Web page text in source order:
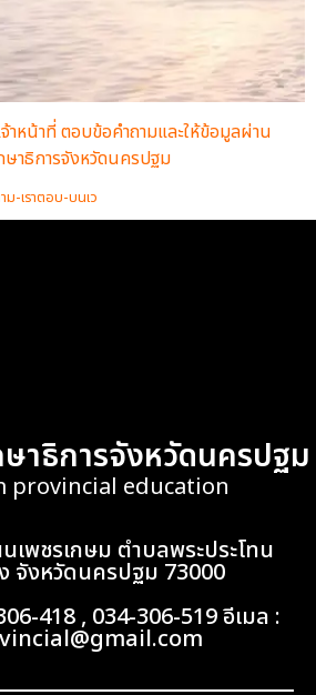
าหน้าที่ ตอบข้อคำถามและให้ข้อมูลผ่าน
ษาธิการจังหวัดนครปฐม
-เราตอบ-บนเว
าธิการจังหวัดนครปฐม
provincial education
เพชรเกษม ตำบลพระประโทน
จังหวัดนครปฐม 73000
418 , 034-306-519 อีเมล :